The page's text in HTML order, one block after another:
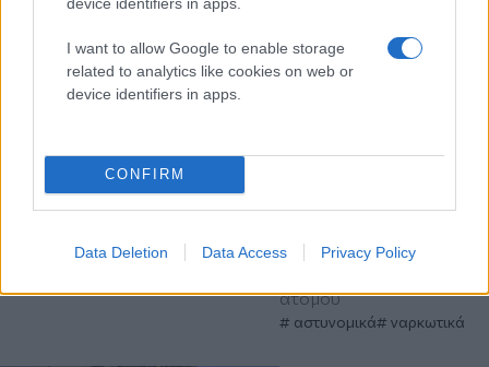
I want to allow Google to enable storage
related to analytics like cookies on web or
device identifiers in apps.
CONFIRM
Data Deletion Data Access Privacy Policy
πριν 1 ώρα
Δύο συλλήψεις και
ατόμου
αστυνομικά ναρκωτικά